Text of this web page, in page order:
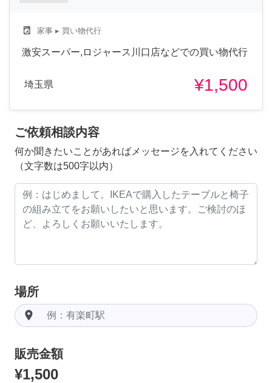
local_laundry_service 家事 ▸ 買い物代行
激安スーパー,ロジャース川口店などでの買い物代行
埼玉県 ¥1,500
ご依頼相談内容
何か聞きたいことがあればメッセージを入れてください
（文字数は500字以内）
場所
room
販売金額
¥1,500